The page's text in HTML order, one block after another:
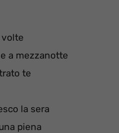
a mezzanotte
te
la sera
piena